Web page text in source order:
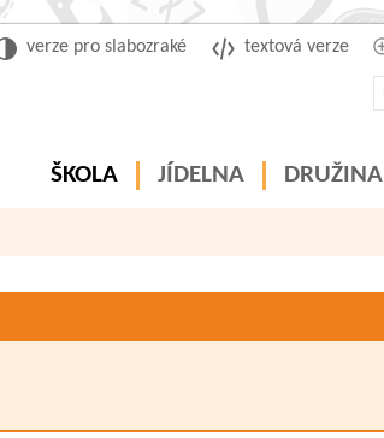
textová verze
verze pro slabozraké
ŠKOLA JÍDELNA DRUŽINA